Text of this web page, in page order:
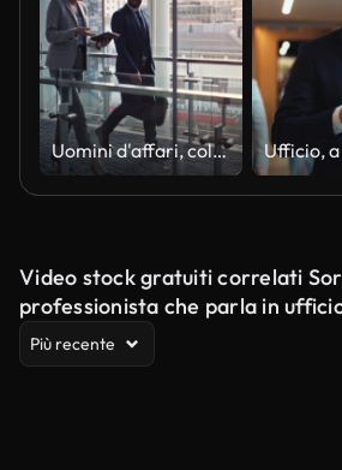
Uomini d'affari, collaborazione e lavoro di squadra con tablet in ufficio per camminare uomo e donna pianificando la strategia aziendale. Dipendenti soddisfatti con un sorriso, una visione di viaggio o di conferenza sulla tecnologia digitale
Video stock gratuiti correlati
professionista che parla in
Più recente